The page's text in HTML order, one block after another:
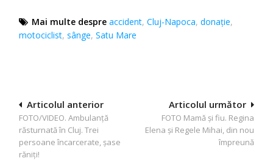
Mai multe despre accident,Cluj-Napoca,donație,
motociclist,sânge,Satu Mare
Navigare
în
articole
Articolul următor
FOTO Mamă şi fiu. Regina
Elena şi Regele Mihai, din nou
împreună
Articolul anterior
FOTO/VIDEO. Ambulanţă
răsturnată în Cluj. Trei
persoane încarcerate, şase
răniţi!